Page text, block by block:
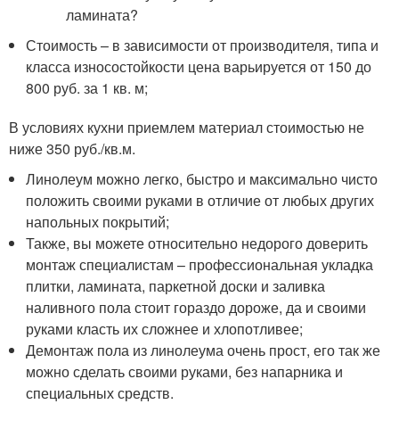
Стоимость – в зависимости от производителя, типа и
класса износостойкости цена варьируется от 150 до
800 руб. за 1 кв. м;
В условиях кухни приемлем материал стоимостью не
ниже 350 руб./кв.м.
Линолеум можно легко, быстро и максимально чисто
положить своими руками в отличие от любых других
напольных покрытий;
Также, вы можете относительно недорого доверить
монтаж специалистам – профессиональная укладка
плитки, ламината, паркетной доски и заливка
наливного пола стоит гораздо дороже, да и своими
руками класть их сложнее и хлопотливее;
Демонтаж пола из линолеума очень прост, его так же
можно сделать своими руками, без напарника и
специальных средств.